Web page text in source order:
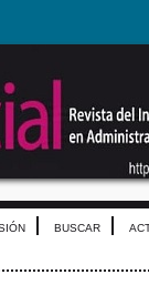
BUSCAR